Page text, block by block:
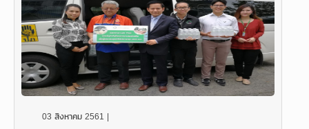
03 สิงหาคม 2561 |